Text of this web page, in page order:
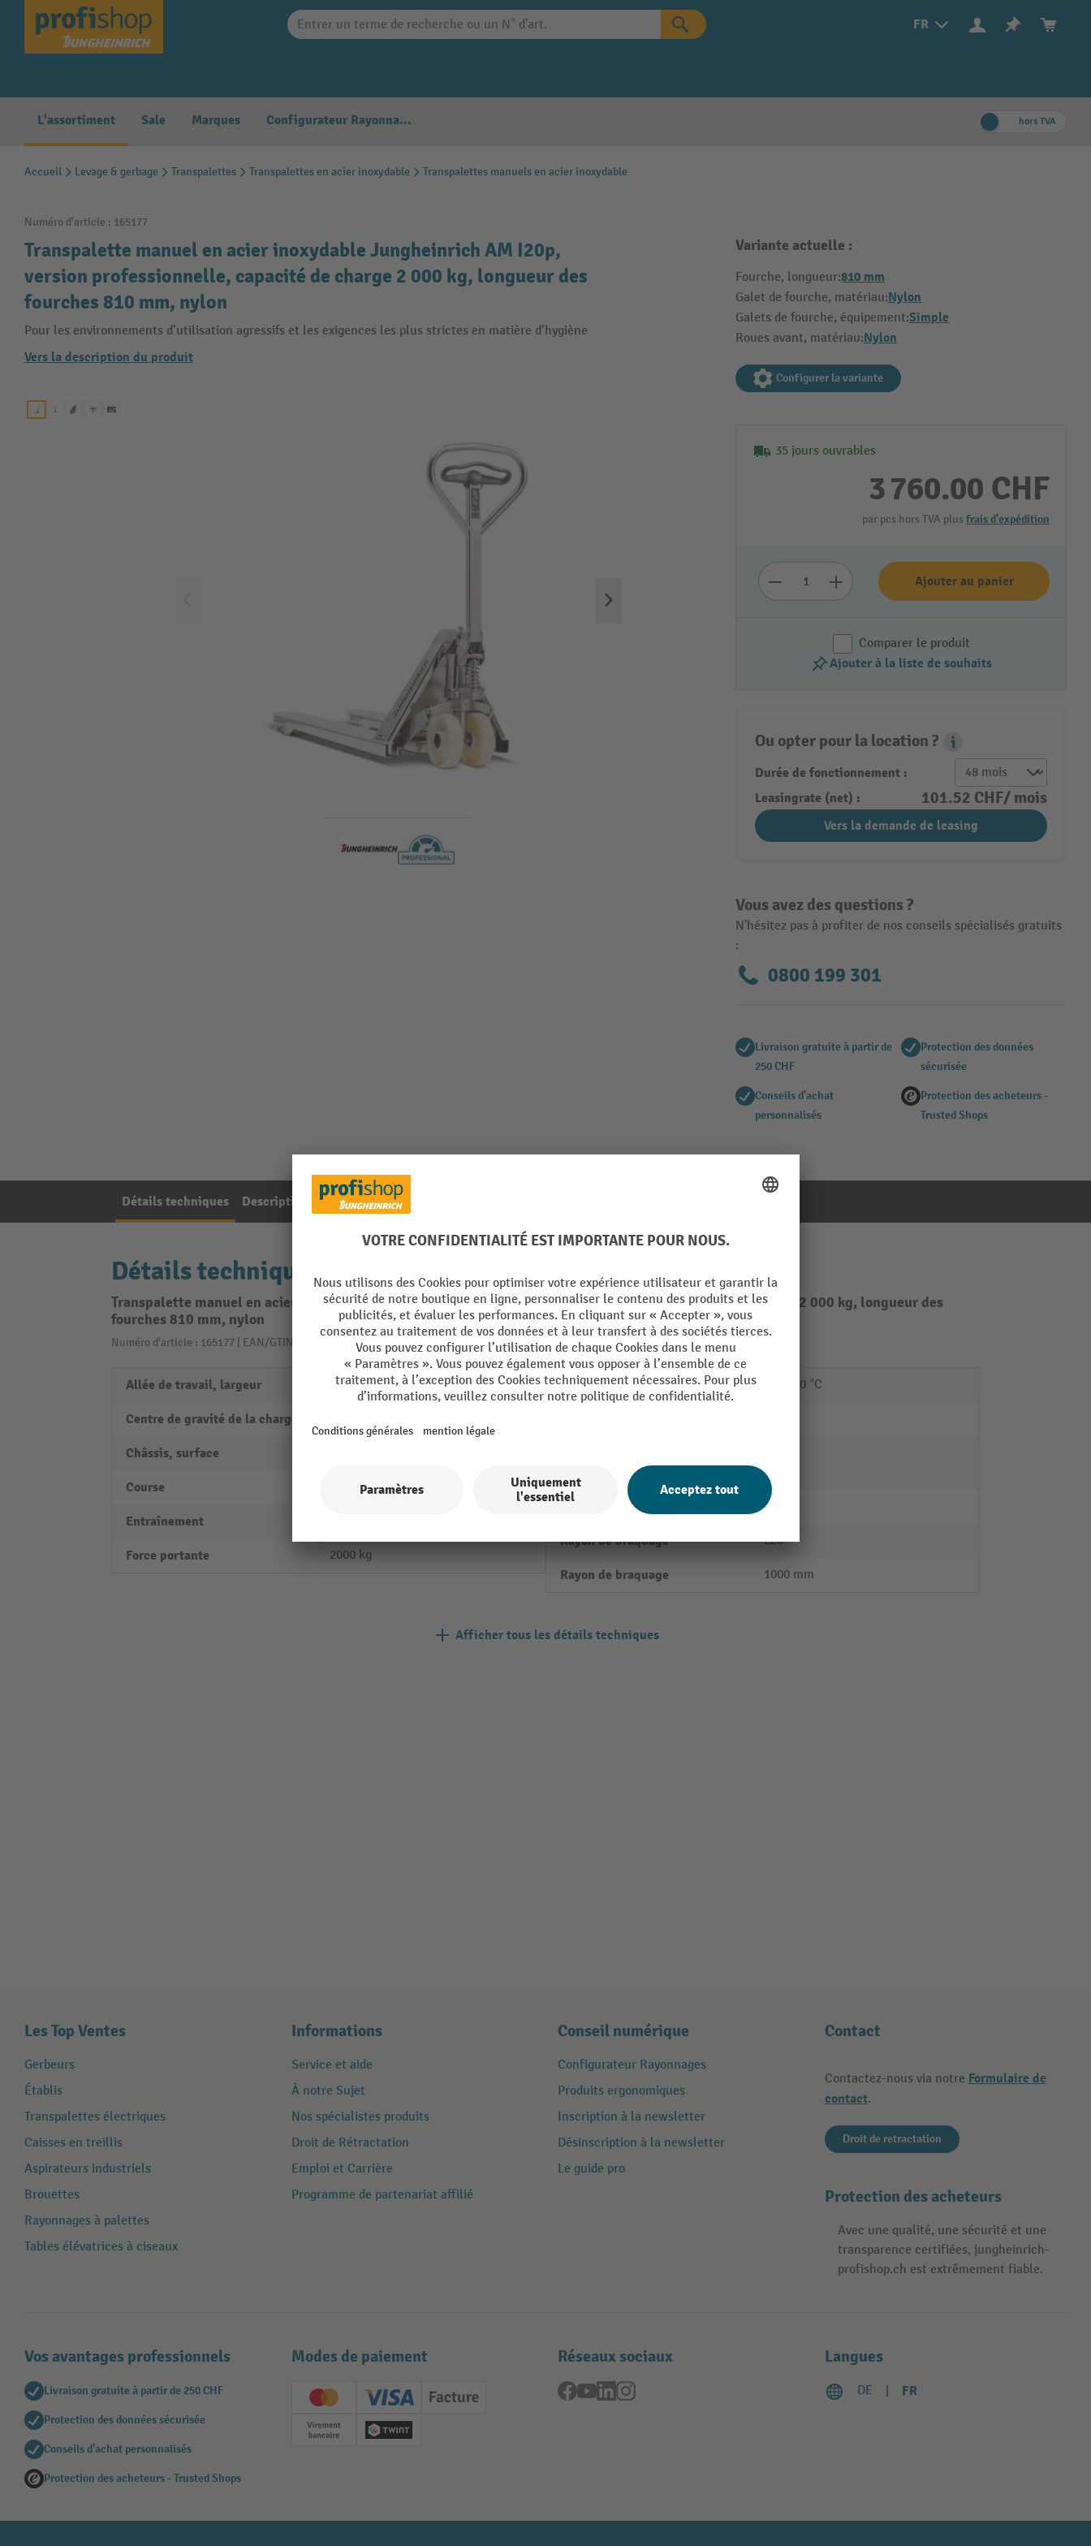
Skip to main navigation FR
L'assortiment Sale Marques Configurateur Rayonnages hors TVA
Accueil Levage & gerbage Transpalettes Transpalettes en acier inoxydable Transpalettes manuels en acier inoxydable
Numéro d'article : 165177
Transpalette manuel en acier inoxydable Jungheinrich AM I20p,
version professionnelle, capacité de charge 2 000 kg, longueur des
fourches 810 mm, nylon
Pour les environnements d’utilisation agressifs et les exigences les plus strictes en matière d’hygiène
Vers la description du produit
Variante actuelle :
Fourche, longueur:810 mm
Galet de fourche, matériau:Nylon
Galets de fourche, équipement:Simple
Roues avant, matériau:Nylon
Configurer la variante
35 jours ouvrables
3 760.00 CHF
par pcs hors TVA plus frais d'expédition
Ajouter au panier
Comparer le produit
Ajouter à la liste de souhaits
Vous avez des questions ?
N'hésitez pas à profiter de nos conseils spécialisés gratuits
:
0800 199 301
Ou opter pour la location ?
Leasing Popover
Durée de fonctionnement :
Leasingrate (net) :
101.52 CHF/ mois
Vers la demande de leasing
Livraison gratuite à partir de
250 CHF
Protection des données
sécurisée
Conseils d'achat
personnalisés
Protection des acheteurs -
Trusted Shops
Détails techniques Description de l'article Notes sur le produit
Détails techniques
Transpalette manuel en acier inoxydable Jungheinrich AM I20p, version professionnelle, capacité de charge 2 000 kg, longueur des
fourches 810 mm, nylon
Numéro d'article : 165177 | EAN/GTIN: 4055091186924De la catégorie :Transpalettes manuels en acier inoxydable
Allée de travail, largeur 1810 mm
Centre de gravité de la charge
Châssis, surface
Course 120 mm
Entraînement
Force portante 2000 kg
Plage de température -40 - 50 °C
Pompages palette décollée du sol 2
Rayon de braquage 220 °
Rayon de braquage 1000 mm
Afficher tous les détails techniques
Les Top Ventes
Gerbeurs
Établis
Transpalettes électriques
Caisses en treillis
Aspirateurs industriels
Brouettes
Rayonnages à palettes
Tables élévatrices à ciseaux
Informations
Service et aide
À notre Sujet
Nos spécialistes produits
Droit de Rétractation
Emploi et Carrière
Programme de partenariat affilié
Conseil numérique
Configurateur Rayonnages
Produits ergonomiques
Inscription à la newsletter
Désinscription à la newsletter
Le guide pro
Contact
Contactez-nous via notre Formulaire de
contact.
Droit de retractation
Protection des acheteurs
Avec une qualité, une sécurité et une
transparence certifiées, jungheinrich-
profishop.ch est extrêmement fiable.
Vos avantages professionnels
Livraison gratuite à partir de 250 CHF
Protection des données sécurisée
Conseils d'achat personnalisés
Protection des acheteurs - Trusted Shops
Modes de paiement
Creditcard (Master)Creditcard (Visa)
Facture
Paiement anticipé
Twint
Réseaux sociaux
Facebook
YouTubeLinkedInInstagram
Langues
DE FR